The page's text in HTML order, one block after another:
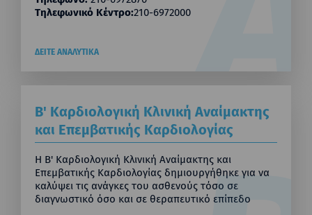
Τηλεφωνικό Κέντρο:210-6972000
ΔΕΙΤΕ ΑΝΑΛΥΤΙΚΑ
Β' Καρδιολογική Κλινική Αναίμακτης
και Επεμβατικής Καρδιολογίας
Η Β' Καρδιολογική Κλινική Αναίμακτης και
Επεμβατικής Καρδιολογίας δημιουργήθηκε για να
καλύψει τις ανάγκες του ασθενούς τόσο σε
διαγνωστικό όσο και σε θεραπευτικό επίπεδο